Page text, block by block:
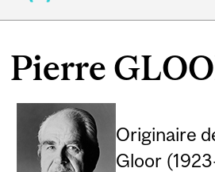
navigation
Pierre
Originaire
Gloor